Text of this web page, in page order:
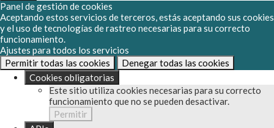
Panel de gestión de cookies
Aceptando estos servicios de terceros, estás aceptando sus cookies
y el uso de tecnologías de rastreo necesarias para su correcto
funcionamiento.
Ajustes para todos los servicios
Permitir todas las cookies
Denegar todas las cookies
Cookies obligatorias
Este sitio utiliza cookies necesarias para su correcto
funcionamiento que no se pueden desactivar.
Permitir